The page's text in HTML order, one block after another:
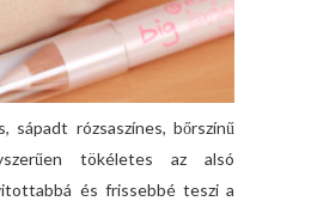
sápadt rózsaszínes, bőrszínű
tökéletes az alsó
és frissebbé teszi a